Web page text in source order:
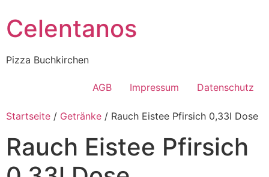
Celentanos
Pizza Buchkirchen
AGB Impressum Datenschutz
Startseite / Getränke / Rauch Eistee Pfirsich 0,33l Dose
Rauch Eistee Pfirsich